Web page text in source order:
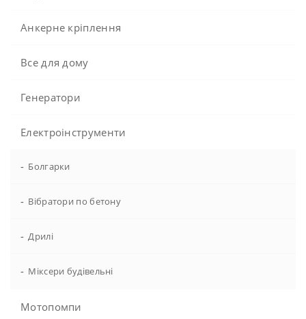
Анкерне кріплення
Все для дому
Генератори
Електроінструменти
- Болгарки
- Вібратори по бетону
- Дрилі
- Міксери будівельні
Мотопомпи